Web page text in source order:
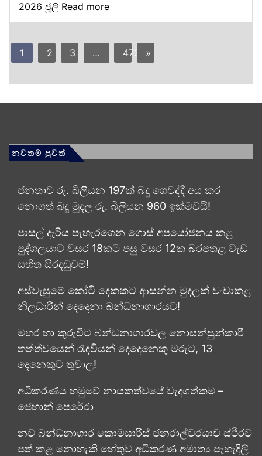
2026 ජූලි Read more
1 2 3 … 473 »
නවතම පුවත්
ජනතාව රු. බිලියන 197ක් බදු ගෙවද්දී අය කර
නොගත් බදු මුදල රු. බිලියන 960 ඉක්මවයි!
පාසල් දැරිය පැහැරගෙන ගොස් අපයෝජනය කළ
පුද්ගලයාට වසර 18කට පසු වසර 12ක බරපතළ වැඩ
සහිත සිරදඬුවම්!
අස්වැසුමේ කෝටි දෙකකට ආසන්න මුදලක් වංචාකළ
නිලධාරීන් දෙදෙනා බන්ධනාගාරයට!
මහර හා කුරුවිට බන්ධනාගාරවල නොසන්සුන්කාරී
තත්ත්වයෙන් රැඳවියන් දෙදෙනෙකු මරුට, 13
දෙනෙකුට තුවාල!
අධිකරණය හමුවේ නායකත්වයේ වැදගත්කම –
ජෙහාන් පෙරේරා
නව බන්ධනාගාර කොමසාරිස් ජනරාල්වරයාව ස්ථිරව
පත් කළ නොහැකි හේතුව අධිකරණ අමාත්‍ය පැහැදිලි